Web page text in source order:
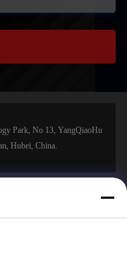
Park, No 13, YangQiaoHu
Hubei, China.